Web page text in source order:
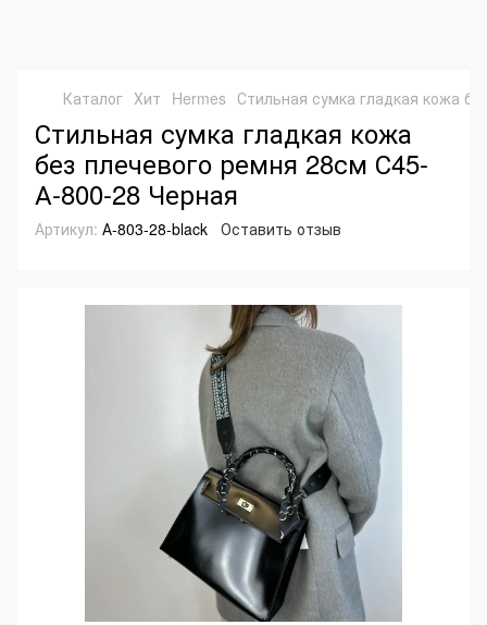
Каталог Хит Hermes Стильная сумка гладкая кожа
Стильная сумка гладкая кожа
без плечевого ремня 28см С45-
А-800-28 Черная
Артикул: А-803-28-black Оставить отзыв